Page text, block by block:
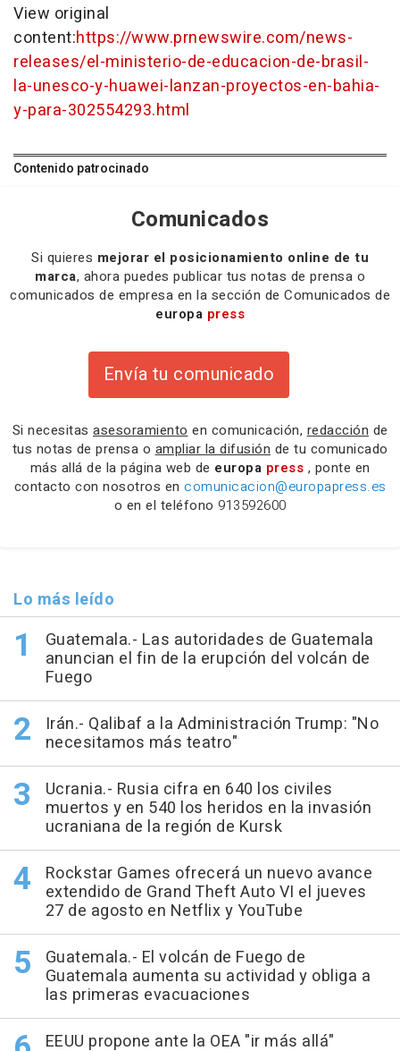
View original
content:https://www.prnewswire.com/news-
releases/el-ministerio-de-educacion-de-brasil-
la-unesco-y-huawei-lanzan-proyectos-en-bahia-
y-para-302554293.html
Contenido patrocinado
Comunicados
Si quieres mejorar el posicionamiento online de tu
marca, ahora puedes publicar tus notas de prensa o
comunicados de empresa en la sección de Comunicados de
europa press
Envía tu comunicado
Si necesitas asesoramiento en comunicación, redacción de
tus notas de prensa o ampliar la difusión de tu comunicado
más allá de la página web de europa press , ponte en
contacto con nosotros en comunicacion@europapress.es
o en el teléfono 913592600
Lo más leído
Guatemala.- Las autoridades de Guatemala
anuncian el fin de la erupción del volcán de
Fuego
Irán.- Qalibaf a la Administración Trump: "No
necesitamos más teatro"
Ucrania.- Rusia cifra en 640 los civiles
muertos y en 540 los heridos en la invasión
ucraniana de la región de Kursk
Rockstar Games ofrecerá un nuevo avance
extendido de Grand Theft Auto VI el jueves
27 de agosto en Netflix y YouTube
Guatemala.- El volcán de Fuego de
Guatemala aumenta su actividad y obliga a
las primeras evacuaciones
EEUU propone ante la OEA "ir más allá"